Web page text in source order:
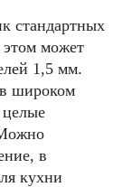
стандартных
может
1,5 мм.
широком
целые
в
кухни